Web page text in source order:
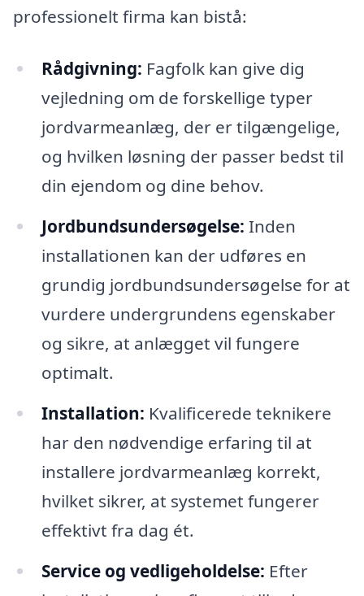
professionelt firma kan bistå:
Rådgivning: Fagfolk kan give dig
vejledning om de forskellige typer
jordvarmeanlæg, der er tilgængelige,
og hvilken løsning der passer bedst til
din ejendom og dine behov.
Jordbundsundersøgelse: Inden
installationen kan der udføres en
grundig jordbundsundersøgelse for at
vurdere undergrundens egenskaber
og sikre, at anlægget vil fungere
optimalt.
Installation: Kvalificerede teknikere
har den nødvendige erfaring til at
installere jordvarmeanlæg korrekt,
hvilket sikrer, at systemet fungerer
effektivt fra dag ét.
Service og vedligeholdelse: Efter